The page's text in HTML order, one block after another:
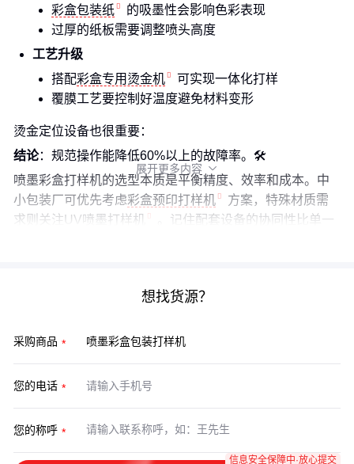
彩盒包装纸
的吸墨性会影响色彩表现
过厚的纸板需要调整喷头高度
工艺升级
搭配彩盒专用烫金机
可实现一体化打样
覆膜工艺要控制好温度避免材料变形
烫金定位设备也很重要：
结论：规范操作能降低60%以上的故障率。🛠️
喷墨彩盒打样机的选型本质是平衡精度、效率和成本。中
小包装厂可优先考虑彩盒预印打样机
方案，特殊材质需
求则关注UV喷墨打样机
。记住配套设备的协同性比单一
展开更多内容 
想找货源？
采购商品
您的电话
您的称呼
信息安全保障中·放心提交